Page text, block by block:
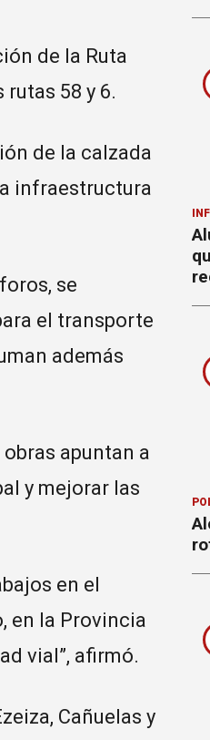
de la Ruta
rutas 58 y 6.
de la calzada
infraestructura
se
el transporte
además
apuntan a
y mejorar las
en el
en la Provincia
vial”, afirmó.
Cañuelas y